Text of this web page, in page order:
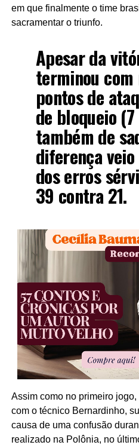
em que finalmente o time
sacramentar o triunfo.
Apesar da
terminou com
pontos de
de bloqueio
também de
diferença
dos erros
39 contra 21.
Assim como no primeiro
com o técnico Bernardinho,
causa de uma confusão
realizado na Polônia, no